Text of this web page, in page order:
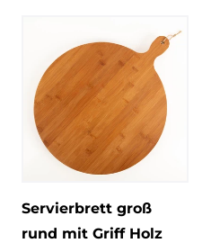
Servierbrett groß
rund mit Griff Holz